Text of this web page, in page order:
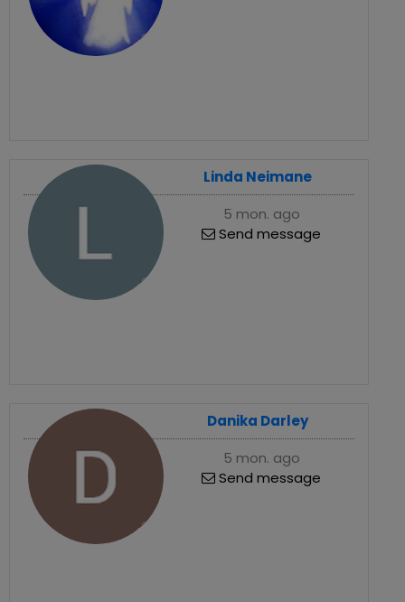
Linda Neimane
5 mon. ago
Send message
Danika Darley
5 mon. ago
Send message